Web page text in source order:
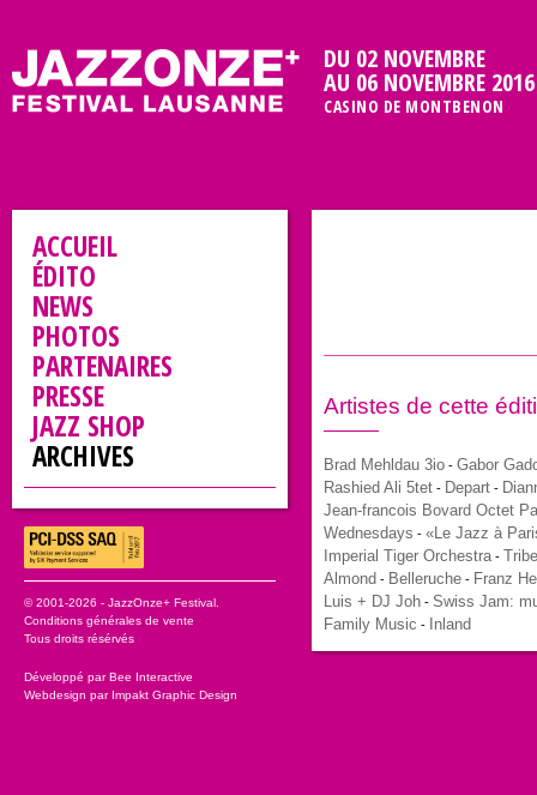
DU 02 NOVEMBRE
AU 06 NOVEMBRE 2016
CASINO DE MONTBENON
ACCUEIL
ÉDITO
NEWS
PHOTOS
PARTENAIRES
PRESSE
JAZZ SHOP
ARCHIVES
© 2001-2026 - JazzOnze+ Festival.
Conditions générales de vente
Tous droits résérvés
Développé parBee Interactive
Webdesign par Impakt Graphic Design
Artistes de cette
Brad Mehldau 3io - Gabor
Rashied Ali 5tet - Depart -
Jean-francois Bovard Octet
Wednesdays - «Le Jazz à
Imperial Tiger Orchestra -
Almond - Belleruche - Franz
Luis + DJ Joh - Swiss Jam:
Family Music - Inland